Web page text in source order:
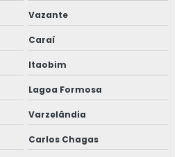
Vazante
Caraí
Itaobim
Lagoa Formosa
Varzelândia
Carlos Chagas